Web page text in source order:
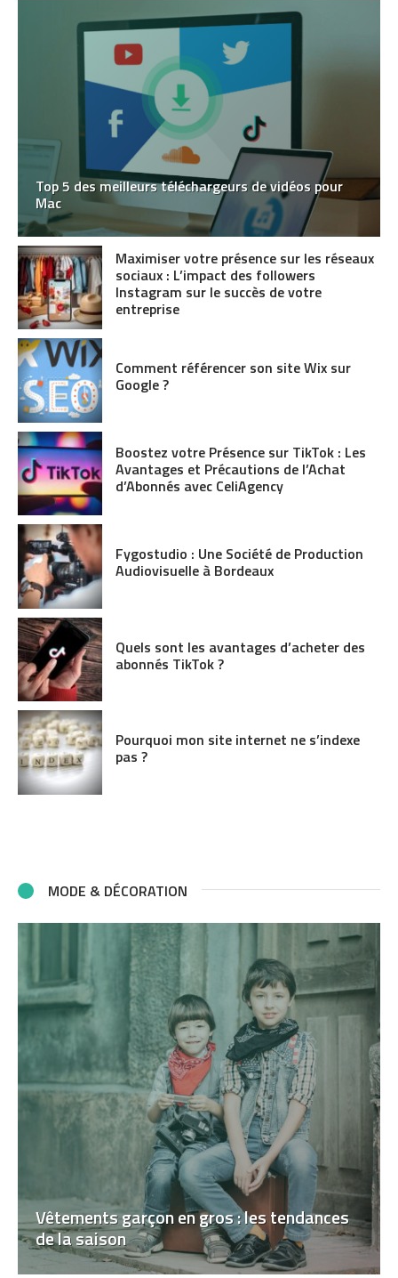
Top 5 des meilleurs téléchargeurs de vidéos pour
Mac
Maximiser votre présence sur les réseaux
sociaux : L’impact des followers
Instagram sur le succès de votre
entreprise
Comment référencer son site Wix sur
Google ?
Boostez votre Présence sur TikTok : Les
Avantages et Précautions de l’Achat
d’Abonnés avec CeliAgency
Fygostudio : Une Société de Production
Audiovisuelle à Bordeaux
Quels sont les avantages d’acheter des
abonnés TikTok ?
Pourquoi mon site internet ne s’indexe
pas ?
MODE & DÉCORATION
Vêtements garçon en gros : les tendances
de la saison